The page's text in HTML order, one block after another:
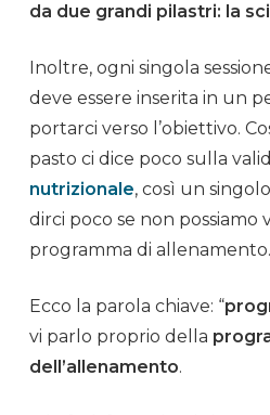
da due grandi pilastri: la
Inoltre, ogni singola
deve essere inserita in un
portarci verso l’obiettivo.
pasto ci dice poco sulla
nutrizionale, così un singolo
dirci poco se non possiamo
programma di allenamento.
Ecco la parola chiave: “
vi parlo proprio della
dell’allenamento.